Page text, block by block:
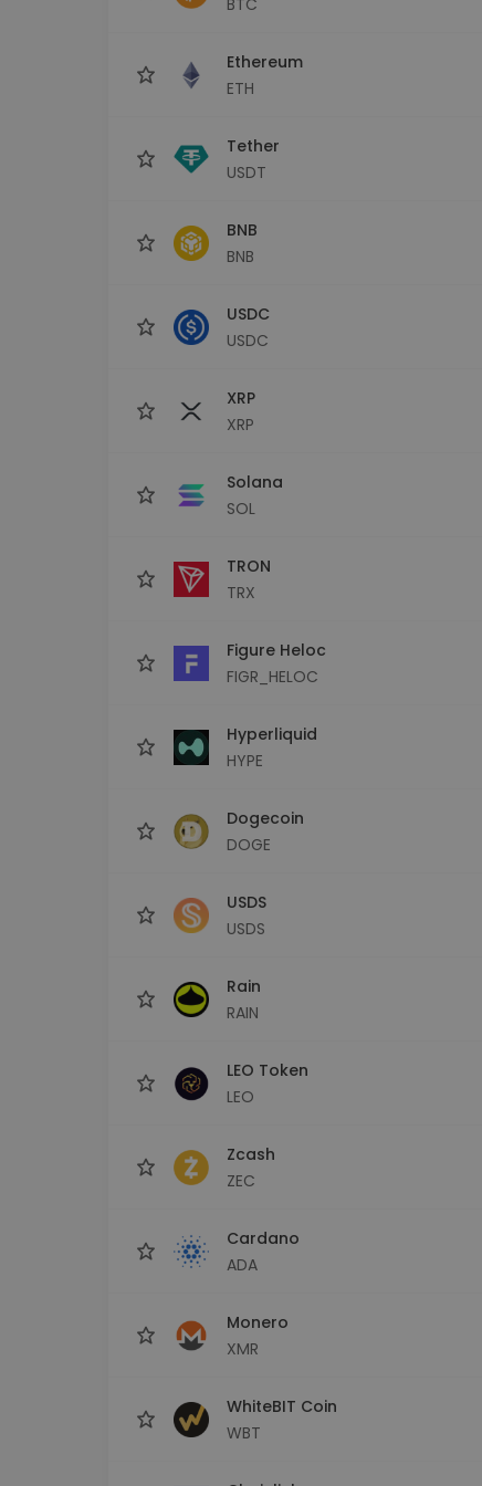
Ethereum
ETH
Tether
USDT
BNB
BNB
USDC
USDC
XRP
XRP
Solana
SOL
TRON
TRX
Figure Heloc
FIGR_HELOC
Hyperliquid
HYPE
Dogecoin
DOGE
USDS
USDS
Rain
RAIN
LEO Token
LEO
Zcash
ZEC
Cardano
ADA
Monero
XMR
WhiteBIT Coin
WBT